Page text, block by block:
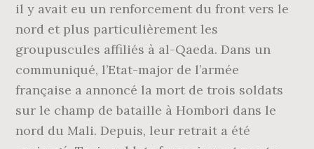
il y avait eu un renforcement du front vers le
nord et plus particulièrement les
groupuscules affiliés à al-Qaeda. Dans un
communiqué, l’Etat-major de l’armée
française a annoncé la mort de trois soldats
sur le champ de bataille à Hombori dans le
nord du Mali. Depuis, leur retrait a été